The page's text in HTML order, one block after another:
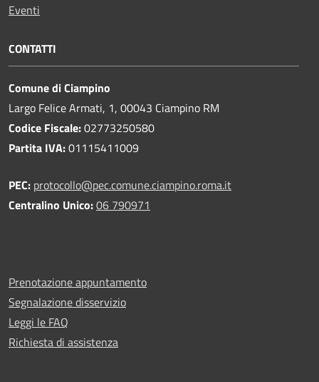
Eventi
CONTATTI
Comune di Ciampino
Largo Felice Armati, 1, 00043 Ciampino RM
Codice Fiscale:02773250580
Partita IVA:01115411009
PEC: protocollo@pec.comune.ciampino.roma.it
Centralino Unico:06 790971
Prenotazione appuntamento
Segnalazione disservizio
Leggi le FAQ
Richiesta di assistenza